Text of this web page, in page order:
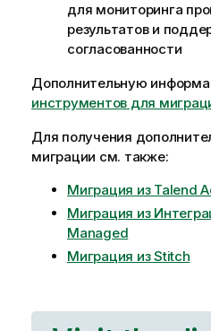
для мониторинга
результатов и
согласованности
Дополнительную
инструментов для
Для получения
миграции см. также:
Миграция из Talend
Миграция из
Managed
Миграция из Stitch